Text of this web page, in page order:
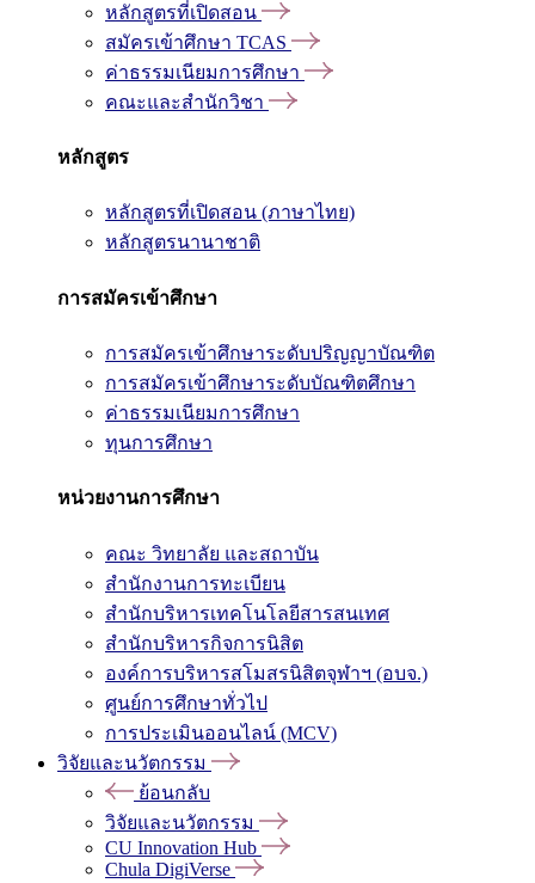
หลักสูตรที่เปิดสอน
สมัครเข้าศึกษา TCAS
ค่าธรรมเนียมการศึกษา
คณะและสำนักวิชา
หลักสูตร
หลักสูตรที่เปิดสอน (ภาษาไทย)
หลักสูตรนานาชาติ
การสมัครเข้าศึกษา
การสมัครเข้าศึกษาระดับปริญญาบัณฑิต
การสมัครเข้าศึกษาระดับบัณฑิตศึกษา
ค่าธรรมเนียมการศึกษา
ทุนการศึกษา
หน่วยงานการศึกษา
คณะ วิทยาลัย และสถาบัน
สำนักงานการทะเบียน
สำนักบริหารเทคโนโลยีสารสนเทศ
สำนักบริหารกิจการนิสิต
องค์การบริหารสโมสรนิสิตจุฬาฯ (อบจ.)
ศูนย์การศึกษาทั่วไป
การประเมินออนไลน์ (MCV)
วิจัยและนวัตกรรม
ย้อนกลับ
วิจัยและนวัตกรรม
CU Innovation Hub
Chula DigiVerse